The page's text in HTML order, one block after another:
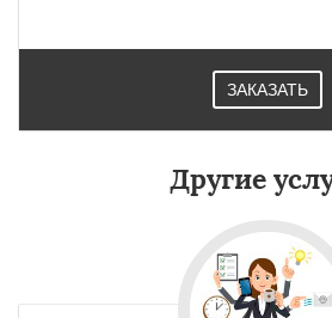
ЗАКАЗАТЬ
Другие